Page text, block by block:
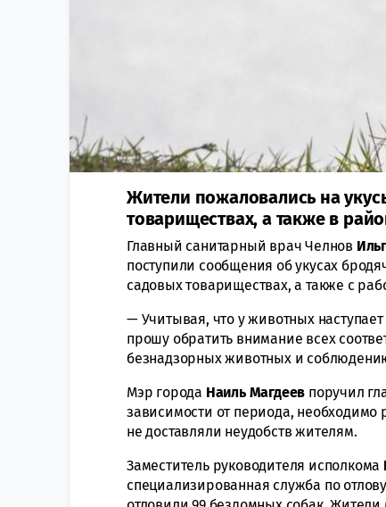
Жители пожаловались на
товариществах, а также в
Главный санитарный врач Челнов
поступили сообщения об укусах
садовых товариществах, а также с
— Учитывая, что у животных
прошу обратить внимание всех
безнадзорных животных и
Мэр города Наиль Магдеев поручил
зависимости от периода,
не доставляли неудобств жителям.
Заместитель руководителя исполкома
специализированная служба по